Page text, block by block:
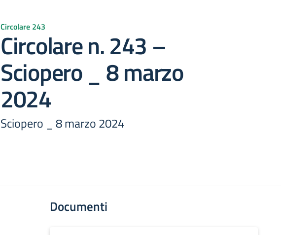
Circolare 243
Circolare n. 243 –
Sciopero _ 8 marzo
2024
Sciopero _ 8 marzo 2024
Documenti